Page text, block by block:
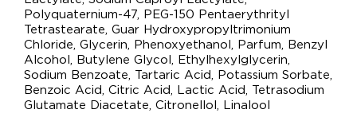
Polyquaternium-47, PEG-150 Pentaerythrityl
Tetrastearate, Guar Hydroxypropyltrimonium
Chloride, Glycerin, Phenoxyethanol, Parfum, Benzyl
Alcohol, Butylene Glycol, Ethylhexylglycerin,
Sodium Benzoate, Tartaric Acid, Potassium Sorbate,
Benzoic Acid, Citric Acid, Lactic Acid, Tetrasodium
Glutamate Diacetate, Citronellol, Linalool